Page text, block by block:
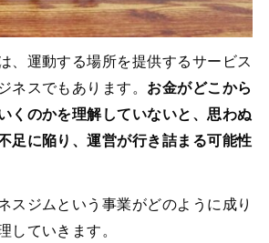
、運動する場所を提供するサービス
ネスでもあります。 お金がどこから
くのかを理解していないと、思わぬ
足に陥り、運営が行き詰まる可能性
スジムという事業がどのように成り
していきます。